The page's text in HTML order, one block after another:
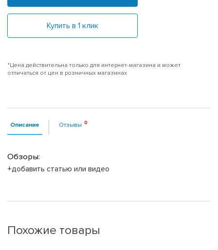
Купить в 1 клик
*Цена действительна только для интернет-магазина и может
отличаться от цен в розничных магазинах
Описание Отзывы
Обзоры:
+добавить статью или видео
Похожие товары